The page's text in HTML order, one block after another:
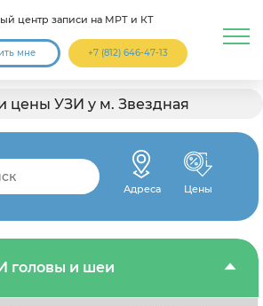
центр записи на МРТ и КТ
мне +7 (812) 646-47-13
цены УЗИ у м. Звездная
Адреса Цены
головы и шеи